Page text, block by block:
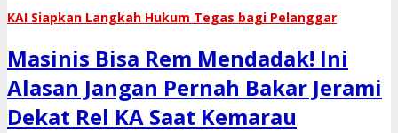
​KAI Siapkan Langkah Hukum Tegas bagi Pelanggar
Masinis Bisa Rem Mendadak! Ini
Alasan Jangan Pernah Bakar Jerami
Dekat Rel KA Saat Kemarau